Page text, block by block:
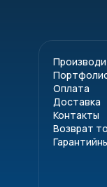
Оплата
Доставка
Контакты
Возврат